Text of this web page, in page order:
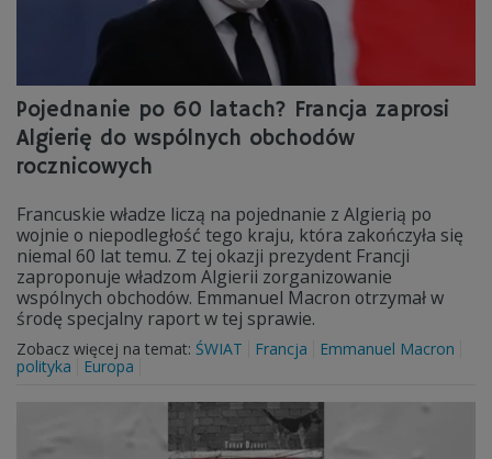
Pojednanie po 60 latach? Francja zaprosi
Algierię do wspólnych obchodów
rocznicowych
Francuskie władze liczą na pojednanie z Algierią po
wojnie o niepodległość tego kraju, która zakończyła się
niemal 60 lat temu. Z tej okazji prezydent Francji
zaproponuje władzom Algierii zorganizowanie
wspólnych obchodów. Emmanuel Macron otrzymał w
środę specjalny raport w tej sprawie.
Zobacz więcej na temat: ŚWIAT Francja
Emmanuel Macron
polityka
Europa